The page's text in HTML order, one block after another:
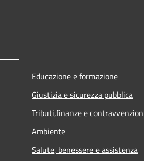
Educazione e formazione
Giustizia e sicurezza pubblica
Tributi,finanze e
Ambiente
Salute, benessere e assistenza